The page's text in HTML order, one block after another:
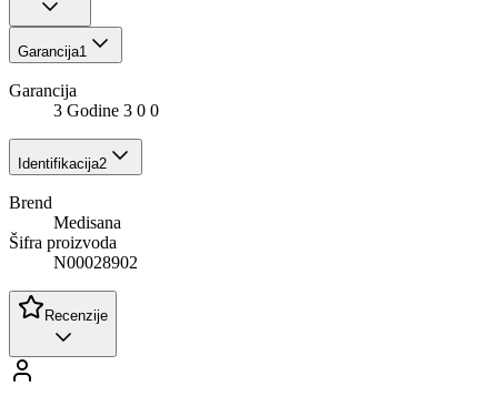
Garancija1
Garancija
3 Godine 3 0 0
Identifikacija2
Brend
Medisana
Šifra proizvoda
N00028902
Recenzije